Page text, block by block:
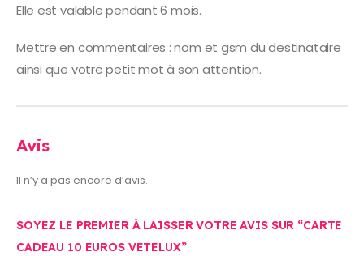
Elle est valable pendant 6 mois.
Mettre en commentaires : nom et gsm du destinataire
ainsi que votre petit mot à son attention.
Avis
Il n’y a pas encore d’avis.
SOYEZ LE PREMIER À LAISSER VOTRE AVIS SUR “CARTE
CADEAU 10 EUROS VETELUX”